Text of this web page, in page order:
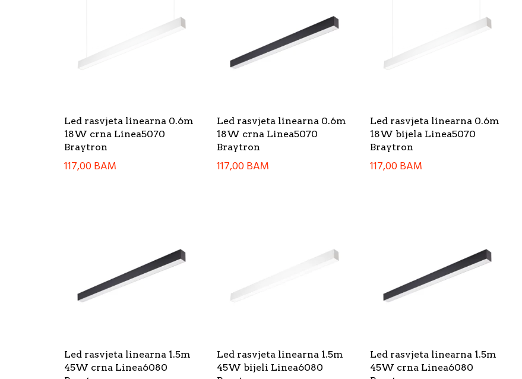
Led rasvjeta linearna 0.6m
18W crna Linea5070
Braytron
117,00BAM
Led rasvjeta linearna 0.6m
18W crna Linea5070
Braytron
117,00BAM
Led rasvjeta linearna 0.6m
18W bijela Linea5070
Braytron
117,00BAM
Led rasvjeta linearna 1.5m
45W crna Linea6080
Led rasvjeta linearna 1.5m
45W bijeli Linea6080
Led rasvjeta linearna 1.5m
45W crna Linea6080